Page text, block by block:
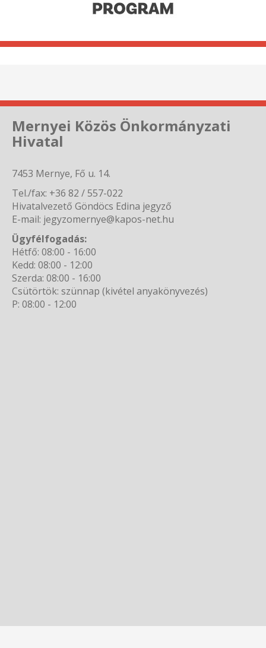
Mernyei Közös Önkormányzati
Hivatal
7453 Mernye, Fő u. 14.
Tel./fax: +36 82 / 557-022
Hivatalvezető Göndöcs Edina jegyző
E-mail: jegyzomernye@kapos-net.hu
Ügyfélfogadás:
Hétfő: 08:00 - 16:00
Kedd: 08:00 - 12:00
Szerda: 08:00 - 16:00
Csütörtök: szünnap (kivétel anyakönyvezés)
P: 08:00 - 12:00